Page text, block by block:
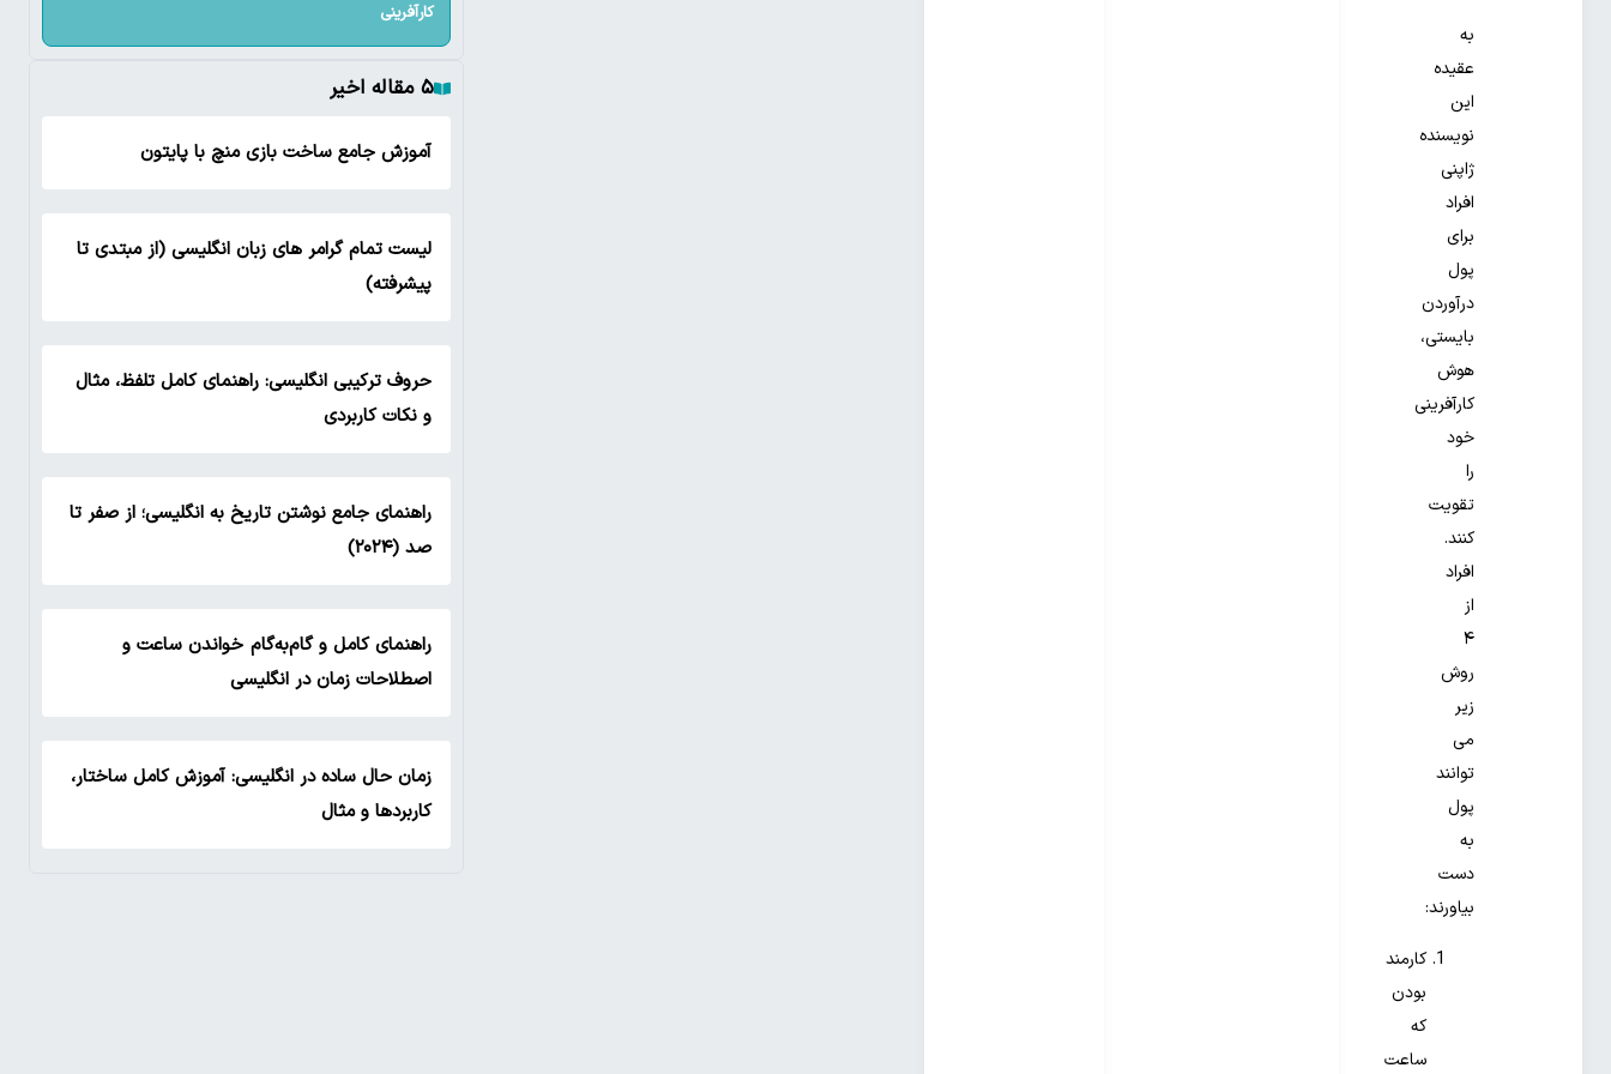
به
عقیده
این
نویسنده
ژاپنی
افراد
برای
پول
درآوردن
بایستی،
هوش
کارآفرینی
خود
را
تقویت
کنند.
افراد
از
۴
روش
زیر
می
توانند
پول
به
دست
بیاورند:
کارمند
بودن
که
ساعت
کارآفرینی
۵ مقاله اخیر
آموزش جامع ساخت بازی منچ با پایتون
لیست تمام گرامر های زبان انگلیسی (از مبتدی تا
پیشرفته)
حروف ترکیبی انگلیسی: راهنمای کامل تلفظ، مثال
و نکات کاربردی
راهنمای جامع نوشتن تاریخ به انگلیسی؛ از صفر تا
صد (۲۰۲۴)
راهنمای کامل و گام‌به‌گام خواندن ساعت و
اصطلاحات زمان در انگلیسی
زمان حال ساده در انگلیسی: آموزش کامل ساختار،
کاربردها و مثال